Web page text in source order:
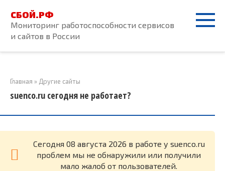
контенту
СБОЙ.РФ
Мониторинг работоспособности сервисов
и сайтов в России
Главная » Другие сайты
suenco.ru сегодня не работает?
Cегодня 08 августа 2026 в работе у suenco.ru
проблем мы не обнаружили или получили
мало жалоб от пользователей.